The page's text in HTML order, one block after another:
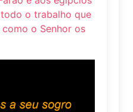
o trabalho que
o Senhor os